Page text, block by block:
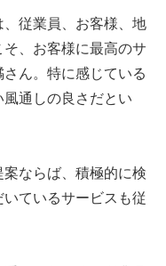
、従業員、お客様、地
、お客様に最高のサ
ん。特に感じている
通しの良さだとい
案ならば、積極的に検
ているサービスも従